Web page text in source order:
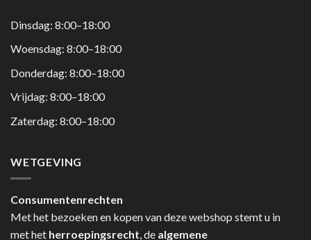
Dinsdag: 8:00–18:00
Woensdag: 8:00–18:00
Donderdag: 8:00–18:00
Vrijdag: 8:00–18:00
Zaterdag: 8:00–18:00
WETGEVING
Consumentenrechten
Met het bezoeken en kopen van deze webshop stemt u in
met het herroepingsrecht, de algemene